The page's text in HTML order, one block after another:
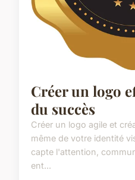
Créer un logo
du succès
Créer un logo agile et
même de votre identité
capte l'attention,
ent...